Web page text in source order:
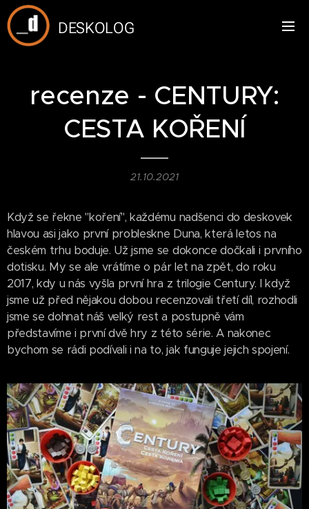
DESKOLOG
recenze - CENTURY:
CESTA KOŘENÍ
21.10.2021
Když se řekne "koření", každému nadšenci do deskovek
hlavou asi jako první probleskne Duna, která letos na
českém trhu boduje. Už jsme se dokonce dočkali i prvního
dotisku. My se ale vrátíme o pár let na zpět, do roku
2017, kdy u nás vyšla první hra z trilogie Century. I když
jsme už před nějakou dobou recenzovali třetí díl, rozhodli
jsme se dohnat náš velký rest a postupně vám
představíme i první dvě hry z této série. A nakonec
bychom se rádi podívali i na to, jak funguje jejich spojení.